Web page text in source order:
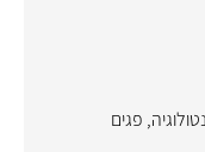
, פגים